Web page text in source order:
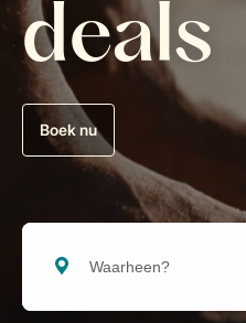
deals
Boek nu